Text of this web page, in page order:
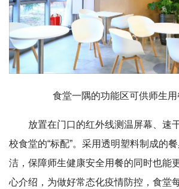
食堂一隅的功能区可供师生
放置在门口的红外线测温屏幕、速
校食堂的“标配”。采用透明塑料制成的
洁，保障师生健康安全用餐的同时也能
心介绍，为做好常态化疫情防控，食堂